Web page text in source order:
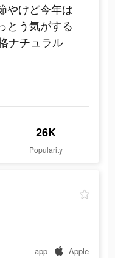
やけど今年は
とう気がする
ナチュラル
26K
Popularity
app Apple